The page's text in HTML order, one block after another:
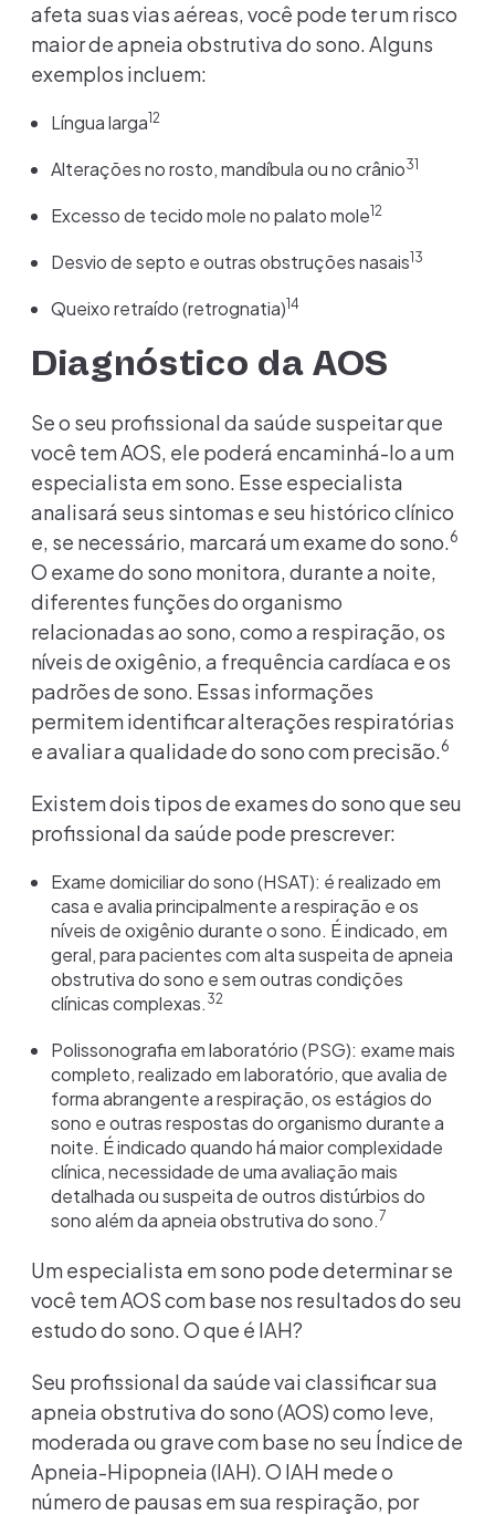
afeta suas vias aéreas, você pode ter um risco
maior de apneia obstrutiva do sono. Alguns
exemplos incluem:
Língua larga12
Alterações no rosto, mandíbula ou no crânio31
Excesso de tecido mole no palato mole12
Desvio de septo e outras obstruções nasais13
Queixo retraído (retrognatia)14
Diagnóstico da AOS
Se o seu profissional da saúde suspeitar que
você tem AOS, ele poderá encaminhá-lo a um
especialista em sono. Esse especialista
analisará seus sintomas e seu histórico clínico
e, se necessário, marcará um exame do sono. 6
O exame do sono monitora, durante a noite,
diferentes funções do organismo
relacionadas ao sono, como a respiração, os
níveis de oxigênio, a frequência cardíaca e os
padrões de sono. Essas informações
permitem identificar alterações respiratórias
e avaliar a qualidade do sono com precisão. 6
Existem dois tipos de exames do sono que seu
profissional da saúde pode prescrever:
Exame domiciliar do sono (HSAT): é realizado em
casa e avalia principalmente a respiração e os
níveis de oxigênio durante o sono. É indicado, em
geral, para pacientes com alta suspeita de apneia
obstrutiva do sono e sem outras condições
clínicas complexas. 32
Polissonografia em laboratório (PSG): exame mais
completo, realizado em laboratório, que avalia de
forma abrangente a respiração, os estágios do
sono e outras respostas do organismo durante a
noite. É indicado quando há maior complexidade
clínica, necessidade de uma avaliação mais
detalhada ou suspeita de outros distúrbios do
sono além da apneia obstrutiva do sono.7
Um especialista em sono pode determinar se
você tem AOS com base nos resultados do seu
estudo do sono. O que é IAH?
Seu profissional da saúde vai classificar sua
apneia obstrutiva do sono (AOS) como leve,
moderada ou grave com base no seu Índice de
Apneia-Hipopneia (IAH). O IAH mede o
número de pausas em sua respiração, por